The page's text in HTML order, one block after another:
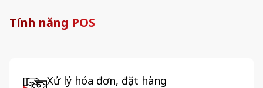
Tính năng POS
Xử lý hóa đơn, đặt hàng